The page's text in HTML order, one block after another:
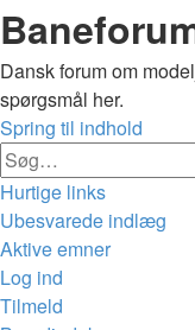
Dansk forum om
spørgsmål her.
Spring til indhold
Hurtige links
Ubesvarede indlæg
Aktive emner
Log ind
Tilmeld